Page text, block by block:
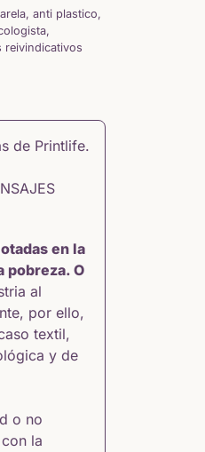
, anti plastico,
,
reivindicativos
de Printlife.
en la
pobreza. O
al
por ello,
textil,
y de
o no
la